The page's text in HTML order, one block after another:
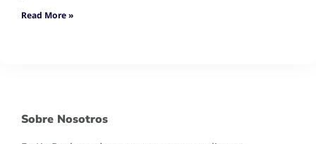
Read More »
Sobre Nosotros